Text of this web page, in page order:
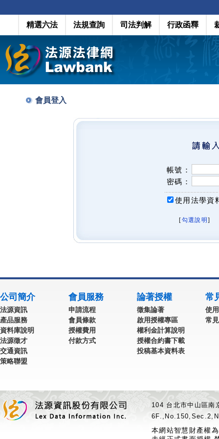
精選六法 法規查詢 司法判解 行政函釋
會員登入
帳號：
密碼：
使用法學資
[勾選說明 ]
公司簡介
法源資訊
產品服務
資料庫說明
法源徵才
交通資訊
策略聯盟
會員服務
申請流程
會員條款
授權費用
付款方式
論著授權
徵集論著
啟用授權專區
權利金計算說明
授權合約書下載
投稿基本資料表
常
使
常
104 台北市中山區
本網站智慧財產權